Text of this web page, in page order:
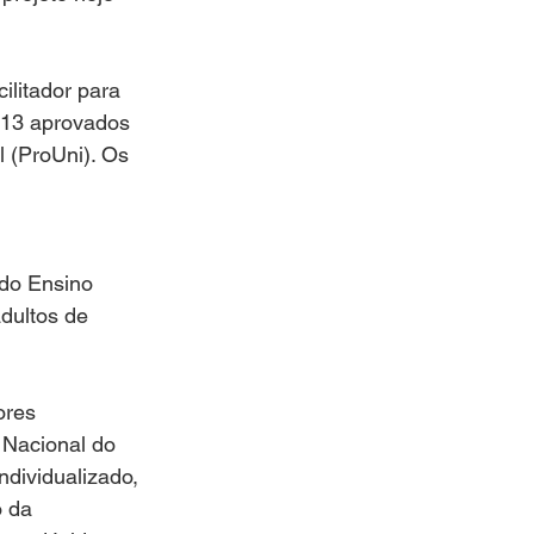
para
aprovados
(ProUni). Os
Ensino
de
do
da